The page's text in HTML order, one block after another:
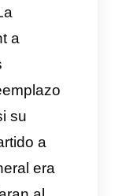
picos de
registró
en su
los mejores